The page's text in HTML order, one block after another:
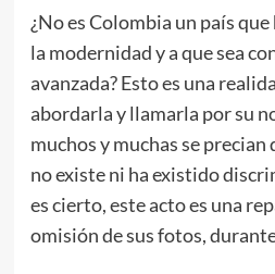
¿No es Colombia un país
la modernidad y a que sea
avanzada? Esto es una
abordarla y llamarla por su
muchos y muchas se precian
no existe ni ha existido
es cierto, este acto es una
omisión de sus fotos,